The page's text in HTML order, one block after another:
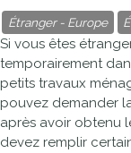
Étranger - Europe
Si vous êtes
temporairement
petits travaux
pouvez demander
après avoir obtenu
devez remplir